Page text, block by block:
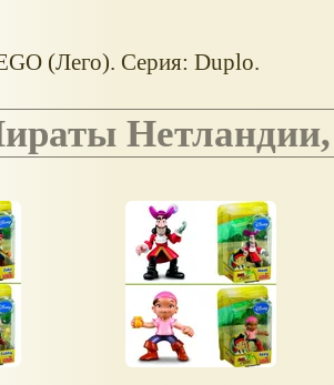
(Лего). Серия: Duplo.